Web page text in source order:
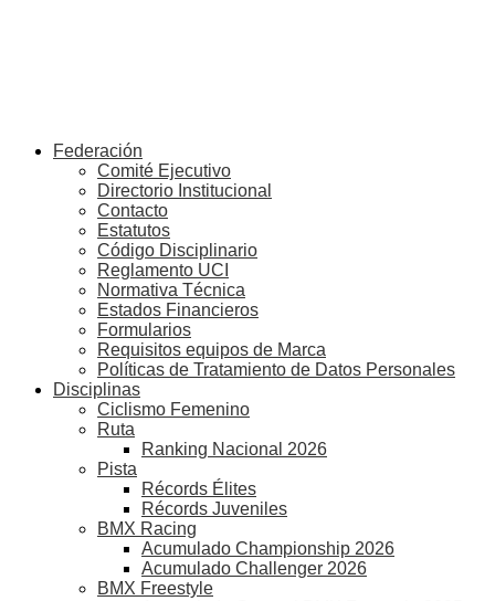
Federación
Comité Ejecutivo
Directorio Institucional
Contacto
Estatutos
Código Disciplinario
Reglamento UCI
Normativa Técnica
Estados Financieros
Formularios
Requisitos equipos de Marca
Políticas de Tratamiento de Datos Personales
Disciplinas
Ciclismo Femenino
Ruta
Ranking Nacional 2026
Pista
Récords Élites
Récords Juveniles
BMX Racing
Acumulado Championship 2026
Acumulado Challenger 2026
BMX Freestyle